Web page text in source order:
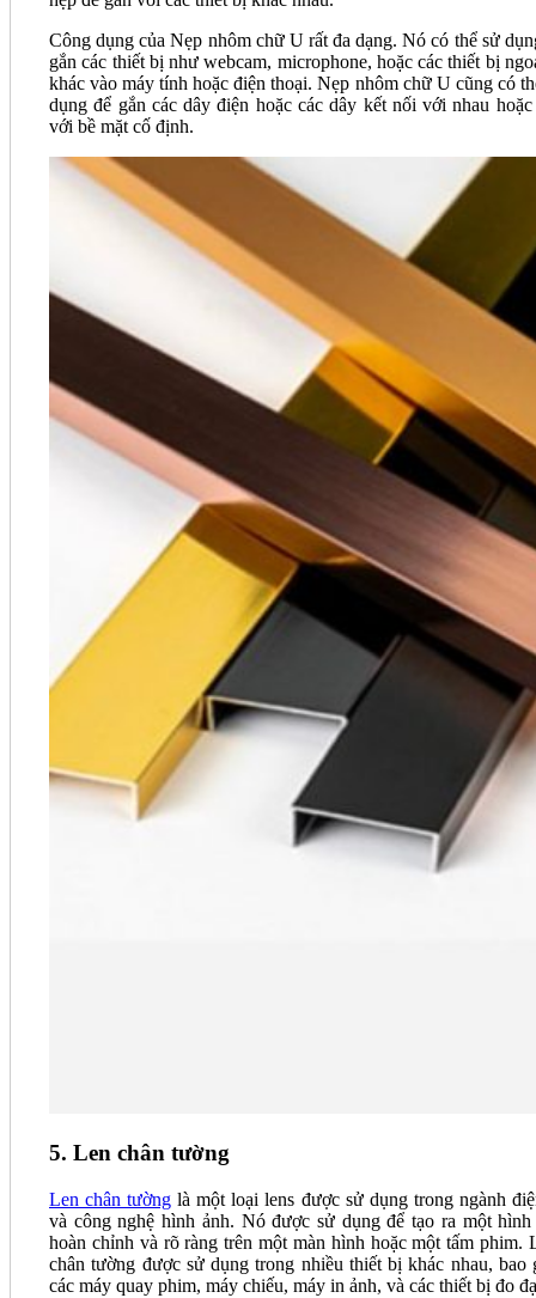
Công dụng của Nẹp nhôm chữ U rất đa dạng. Nó có thể sử
gắn các thiết bị như webcam, microphone, hoặc các thiết bị
khác vào máy tính hoặc điện thoại. Nẹp nhôm chữ U cũng có
dụng để gắn các dây điện hoặc các dây kết nối với nhau hoặc
với bề mặt cố định.
5. Len chân tường
Len chân tường là một loại lens được sử dụng trong ngành
và công nghệ hình ảnh. Nó được sử dụng để tạo ra một hình
hoàn chỉnh và rõ ràng trên một màn hình hoặc một tấm phim.
chân tường được sử dụng trong nhiều thiết bị khác nhau, bao
các máy quay phim, máy chiếu, máy in ảnh, và các thiết bị đo